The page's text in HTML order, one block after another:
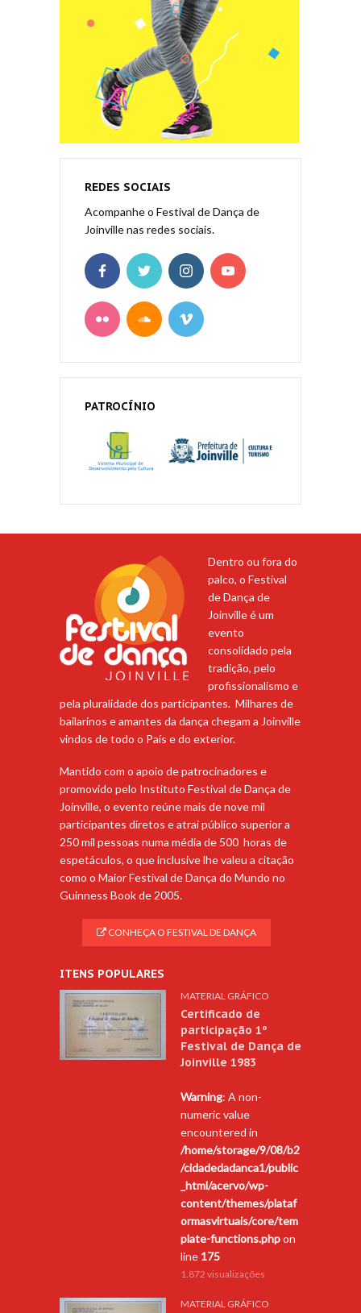
REDES SOCIAIS
Acompanhe o Festival de Dança de
Joinville nas redes sociais.
PATROCÍNIO
Dentro ou fora do
palco, o Festival
de Dança de
Joinville é um
evento
consolidado pela
tradição, pelo
profissionalismo e
pela pluralidade dos participantes. Milhares de
bailarinos e amantes da dança chegam a Joinville
vindos de todo o País e do exterior.
Mantido com o apoio de patrocinadores e
promovido pelo Instituto Festival de Dança de
Joinville, o evento reúne mais de nove mil
participantes diretos e atrai público superior a
250 mil pessoas numa média de 500 horas de
espetáculos, o que inclusive lhe valeu a citação
como o Maior Festival de Dança do Mundo no
Guinness Book de 2005.
CONHEÇA O FESTIVAL DE DANÇA
ITENS POPULARES
MATERIAL GRÁFICO
Certificado de
participação 1º
Festival de Dança de
Joinville 1983
Warning: A non-
numeric value
encountered in
/home/storage/9/08/b2
/cidadedadanca1/public
_html/acervo/wp-
content/themes/plataf
ormasvirtuais/core/tem
plate-functions.phpon
line 175
1.872 visualizações
MATERIAL GRÁFICO